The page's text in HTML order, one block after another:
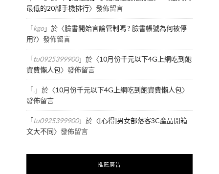
最低的20部手機排行〉發佈留言
「kgo」於〈臉書開始言論管制嗎 ? 臉書帳號為何被停
用?〉發佈留言
「tu0925399900」於〈10月份千元以下4G上網吃到飽
資費懶人包〉發佈留言
「.」於〈10月份千元以下4G上網吃到飽資費懶人包〉
發佈留言
「tu0925399900」於〈[心得]男女部落客3C產品開箱
文大不同〉發佈留言
推薦廣告